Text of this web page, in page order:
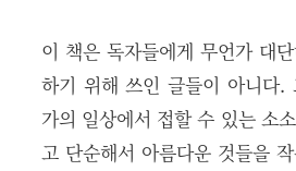
이 책은 독자들에게 무언가 대
하기 위해 쓰인 글들이 아니다.
가의 일상에서 접할 수 있는 소
고 단순해서 아름다운 것들을